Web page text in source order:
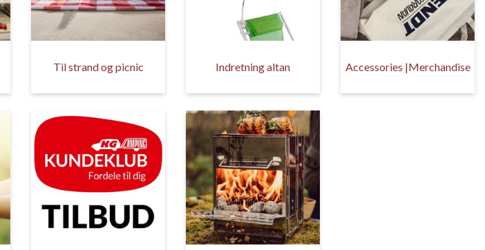
Til strand og picnic Indretning altan Accessories |Merchandise